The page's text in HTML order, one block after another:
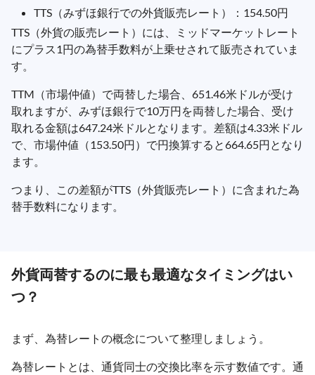
TTS（みずほ銀行での外貨販売レート）：154.50円
TTS（外貨の販売レート）には、ミッドマーケットレート
にプラス1円の為替手数料が上乗せされて販売されていま
す。
TTM（市場仲値）で両替した場合、651.46米ドルが受け
取れますが、みずほ銀行で10万円を両替した場合、受け
取れる金額は647.24米ドルとなります。差額は4.33米ドル
で、市場仲値（153.50円）で円換算すると664.65円となり
ます。
つまり、この差額がTTS（外貨販売レート）に含まれた為
替手数料になります。
外貨両替するのに最も最適なタイミングはい
つ？
まず、為替レートの概念について整理しましょう。
為替レートとは、通貨同士の交換比率を示す数値です。通